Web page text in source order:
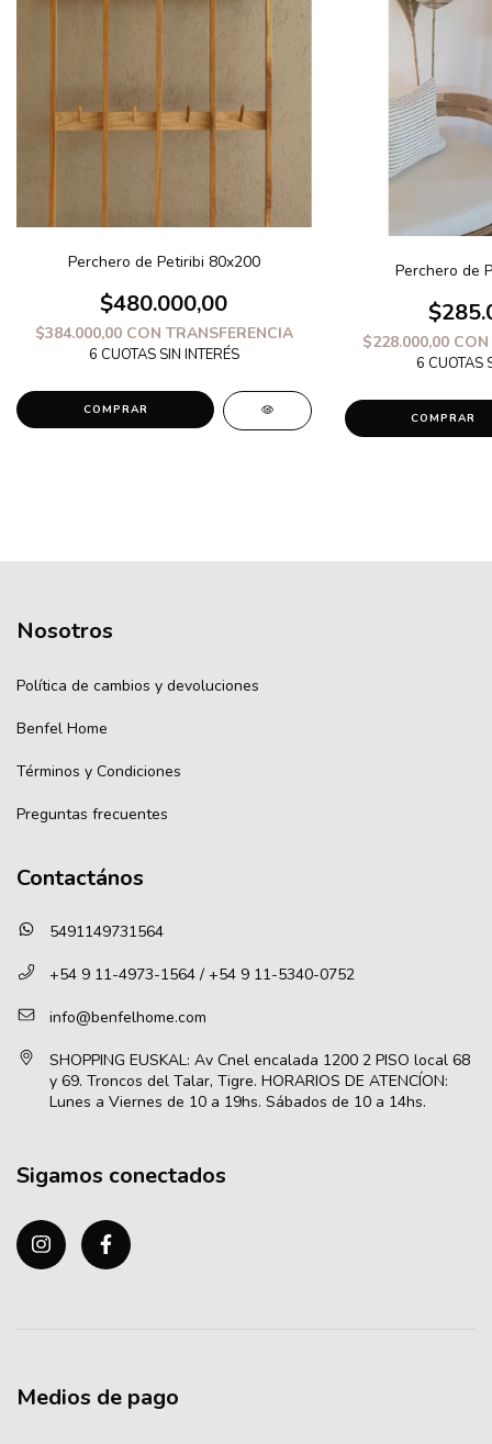
Perchero de Petiribi 80x200
$480.000,00
$384.000,00 CON TRANSFERENCIA
Perchero de
$228.000,00 CON
Nosotros
Política de cambios y devoluciones
Benfel Home
Términos y Condiciones
Preguntas frecuentes
Contactános
5491149731564
+54 9 11-4973-1564 / +54 9 11-5340-0752
info@benfelhome.com
Sigamos conectados
Medios de pago